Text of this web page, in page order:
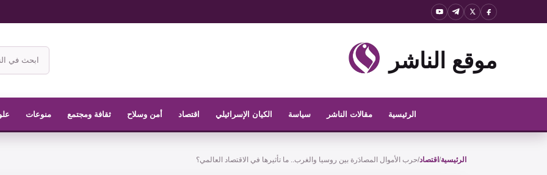
موقع الناشر
ابحث
في
الناشر
الرئيسية مقالات الناشر سياسة الكيان الإسرائيلي اقتصاد أمن وسلاح ثقافة ومجتمع منوعات
الرئيسية/ اقتصاد/حرب الأموال المصادَرة بين روسيا والغرب.. ما تأثيرها في الاقتصاد العالمي؟